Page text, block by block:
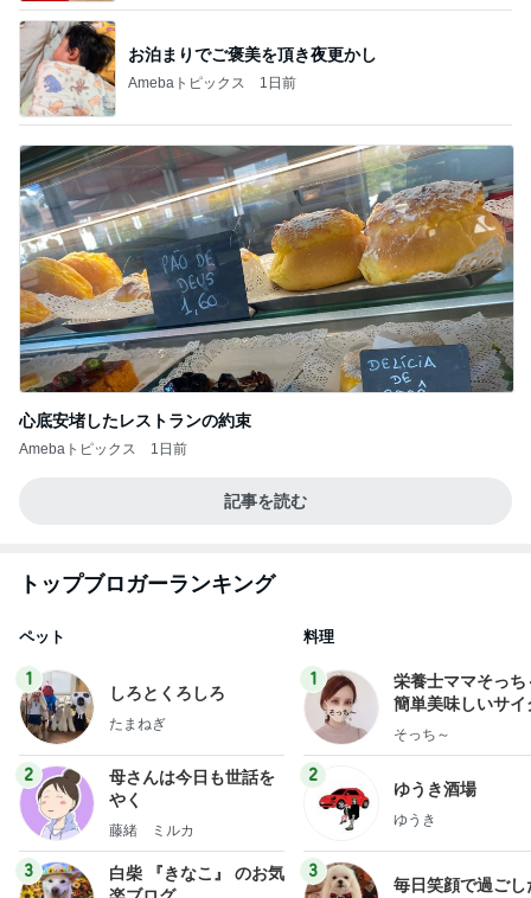
お泊まりでご褒美を頂き夜更かし
Amebaトピックス 1日前
心底安堵したレストランの約束
Amebaトピックス 1日前
記事を読む
トップブロガーランキング
ペット
1
しろとくろしろ
たまねぎ
2
母さんは今日も世話を
やく
藤緒 ミルカ
3
白柴 『きなこ』 のお気
料理
1
栄養士ママそっち
簡単美味しいサイ
献立
そっち～
2
ゆうき酒場
ゆうき
3
毎日笑顔で過ごし